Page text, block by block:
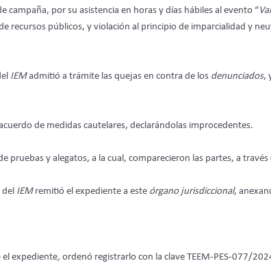
por su asistencia en horas y días hábiles al evento “
recursos públicos, y violación al principio de imparcialidad y
IEMadmitió a trámite las quejas en contra de los denunciados,
de medidas cautelares, declarándolas improcedentes.
pruebas y alegatos, a la cual, comparecieron las partes, a
IEMremitió el expediente a este órgano jurisdiccional,
el expediente, ordenó registrarlo con la clave TEEM-PES-077/